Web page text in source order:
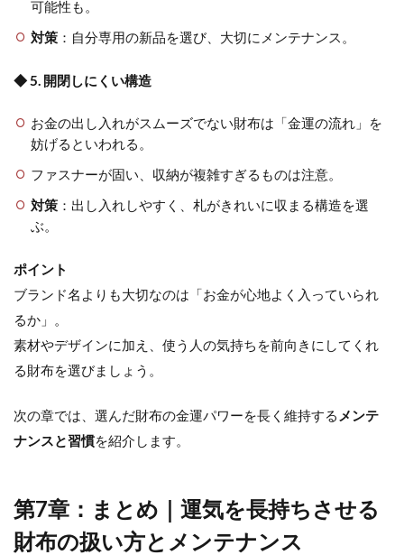
可能性も。
対策：自分専用の新品を選び、大切にメンテナンス。
◆ 5. 開閉しにくい構造
お金の出し入れがスムーズでない財布は「金運の流れ」を
妨げるといわれる。
ファスナーが固い、収納が複雑すぎるものは注意。
対策：出し入れしやすく、札がきれいに収まる構造を選
ぶ。
ポイント
ブランド名よりも大切なのは「お金が心地よく入っていられ
るか」。
素材やデザインに加え、使う人の気持ちを前向きにしてくれ
る財布を選びましょう。
次の章では、選んだ財布の金運パワーを長く維持する メンテ
ナンスと習慣を紹介します。
第7章：まとめ｜運気を長持ちさせる
財布の扱い方とメンテナンス